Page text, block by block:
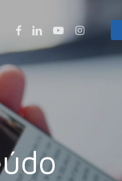
FacebookLinkedinYoutubeInstagram